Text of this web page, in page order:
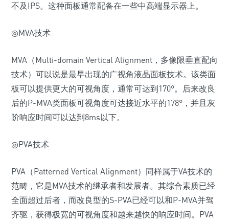
不及IPS。这种面板通常配备在一些中高端显示器上。
◎MVA技术
MVA（Multi-domain Vertical Alignment，多像限垂直配向
技术）可以说是最早出现的广视角液晶面板技术。该类面
板可以提供更大的可视角度，通常可达到170°。后来改良
后的P-MVA类面板可视角度可达接近水平的178°，并且灰
阶响应时间可以达到8ms以下。
◎PVA技术
PVA（Patterned Vertical Alignment）同样属于VA技术的
范畴，它是MVA技术的继承者和发展者。其综合素质已经
全面超过后者，而改良型的S-PVA已经可以和P-MVA并驾
齐驱，获得极宽的可视角度和越来越快的响应时间。PVA